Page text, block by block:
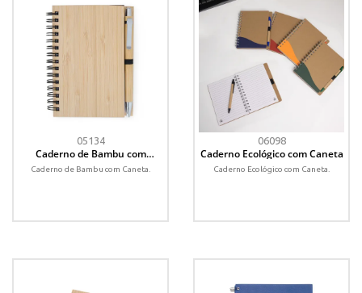
05134
Caderno de Bambu com
Caneta
Caderno de Bambu com Caneta.
06098
Caderno Ecológico com Caneta
Caderno Ecológico com Caneta.